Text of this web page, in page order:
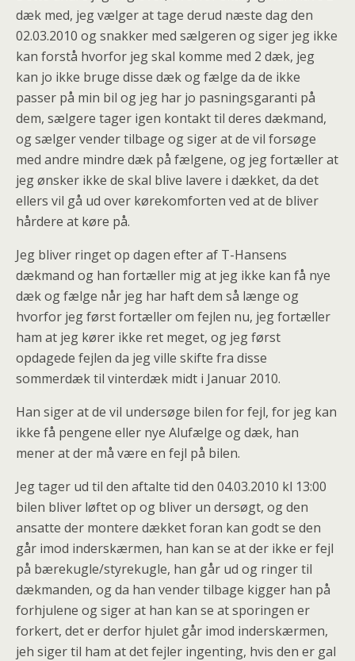
dæk med, jeg vælger at tage derud næste dag den
02.03.2010 og snakker med sælgeren og siger jeg ikke
kan forstå hvorfor jeg skal komme med 2 dæk, jeg
kan jo ikke bruge disse dæk og fælge da de ikke
passer på min bil og jeg har jo pasningsgaranti på
dem, sælgere tager igen kontakt til deres dækmand,
og sælger vender tilbage og siger at de vil forsøge
med andre mindre dæk på fælgene, og jeg fortæller at
jeg ønsker ikke de skal blive lavere i dækket, da det
ellers vil gå ud over kørekomforten ved at de bliver
hårdere at køre på.
Jeg bliver ringet op dagen efter af T-Hansens
dækmand og han fortæller mig at jeg ikke kan få nye
dæk og fælge når jeg har haft dem så længe og
hvorfor jeg først fortæller om fejlen nu, jeg fortæller
ham at jeg kører ikke ret meget, og jeg først
opdagede fejlen da jeg ville skifte fra disse
sommerdæk til vinterdæk midt i Januar 2010.
Han siger at de vil undersøge bilen for fejl, for jeg kan
ikke få pengene eller nye Alufælge og dæk, han
mener at der må være en fejl på bilen.
Jeg tager ud til den aftalte tid den 04.03.2010 kl 13:00
bilen bliver løftet op og bliver un dersøgt, og den
ansatte der montere dækket foran kan godt se den
går imod inderskærmen, han kan se at der ikke er fejl
på bærekugle/styrekugle, han går ud og ringer til
dækmanden, og da han vender tilbage kigger han på
forhjulene og siger at han kan se at sporingen er
forkert, det er derfor hjulet går imod inderskærmen,
jeh siger til ham at det fejler ingenting, hvis den er gal